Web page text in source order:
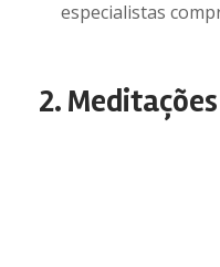
especialistas
2. Meditações